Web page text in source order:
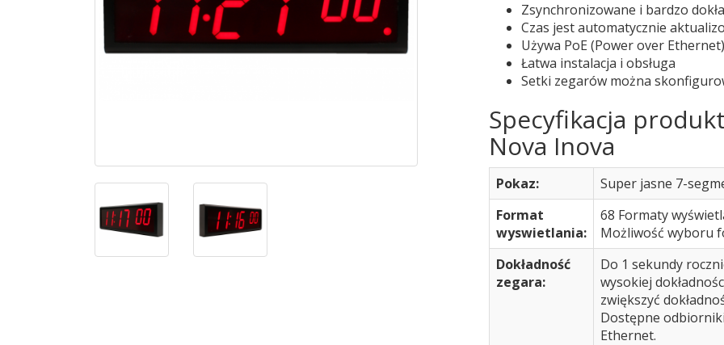
Zsynchronizowane i bardzo
Czas jest automatycznie
Używa PoE (Power over Ethernet)
Łatwa instalacja i obsługa
Setki zegarów można
Specyfikacja
Nova Inova
Pokaz:
Super jasne 7-
Format
wyswietlania:
68 Formaty
Możliwość wyboru
Dokładność
zegara:
Do 1 sekundy
wysokiej
zwiększyć
Dostępne odbiorniki
Ethernet.